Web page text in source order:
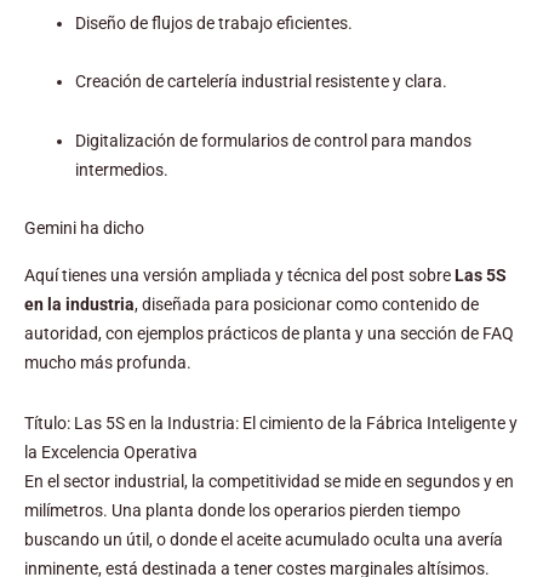
Diseño de flujos de trabajo eficientes.
Creación de cartelería industrial resistente y clara.
Digitalización de formularios de control para mandos
intermedios.
Gemini ha dicho
Aquí tienes una versión ampliada y técnica del post sobreLas 5S
en la industria, diseñada para posicionar como contenido de
autoridad, con ejemplos prácticos de planta y una sección de FAQ
mucho más profunda.
Título: Las 5S en la Industria: El cimiento de la Fábrica Inteligente y
la Excelencia Operativa
En el sector industrial, la competitividad se mide en segundos y en
milímetros. Una planta donde los operarios pierden tiempo
buscando un útil, o donde el aceite acumulado oculta una avería
inminente, está destinada a tener costes marginales altísimos.